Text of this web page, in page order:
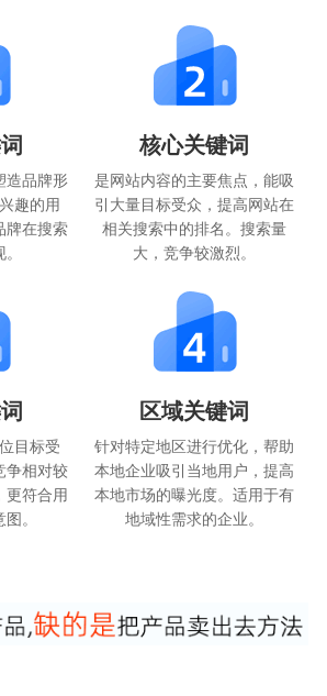
造品牌形
趣的用
牌在搜索
核心关键词
是网站内容的主要焦点，能吸
引大量目标受众，提高网站在
相关搜索中的排名。搜索量
大，竞争较激烈。
目标受
争相对较
更符合用
。
区域关键词
针对特定地区进行优化，帮助
本地企业吸引当地用户，提高
本地市场的曝光度。适用于有
地域性需求的企业。